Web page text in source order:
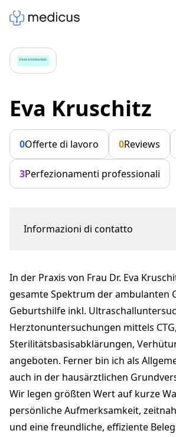
Eva Kruschitz
0Offerte di lavoro 0Reviews
3Perfezionamenti professionali
Informazioni di contatto
eva.kruschitz@hin.ch
+41 52 213 60 60
praxisevakruschitz.ch
In der Praxis von Frau Dr. Eva
gesamte Spektrum der ambulanten
Geburtshilfe inkl.
Herztonuntersuchungen mittels CTG,
Sterilitätsbasisabklärungen,
angeboten. Ferner bin ich als
auch in der hausärztlichen
Wir legen größten Wert auf kurze
persönliche Aufmerksamkeit,
und eine freundliche, effiziente